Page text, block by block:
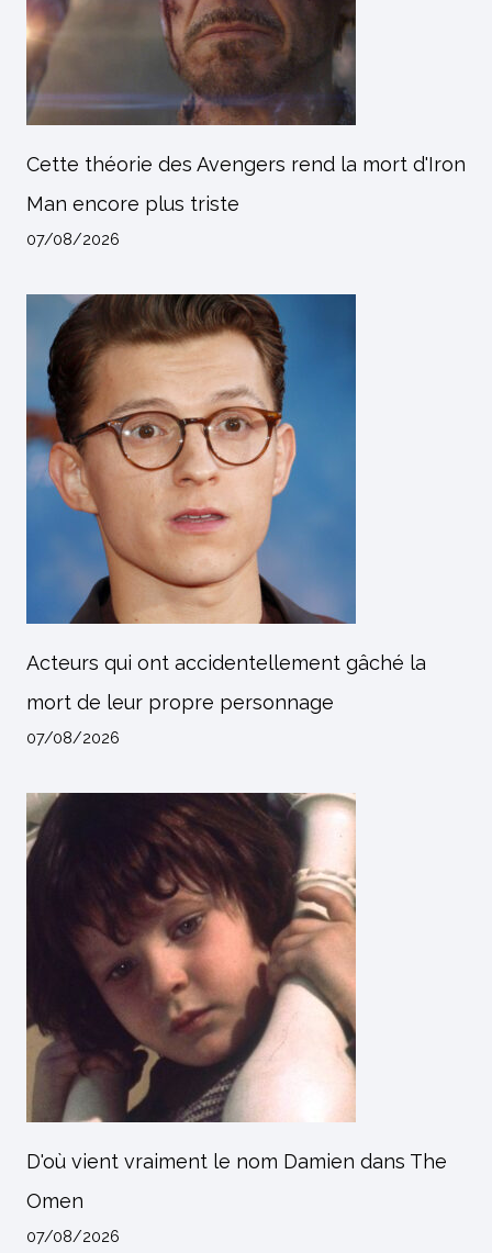
Cette théorie des Avengers rend la mort d'Iron
Man encore plus triste
07/08/2026
Acteurs qui ont accidentellement gâché la
mort de leur propre personnage
07/08/2026
D'où vient vraiment le nom Damien dans The
Omen
07/08/2026